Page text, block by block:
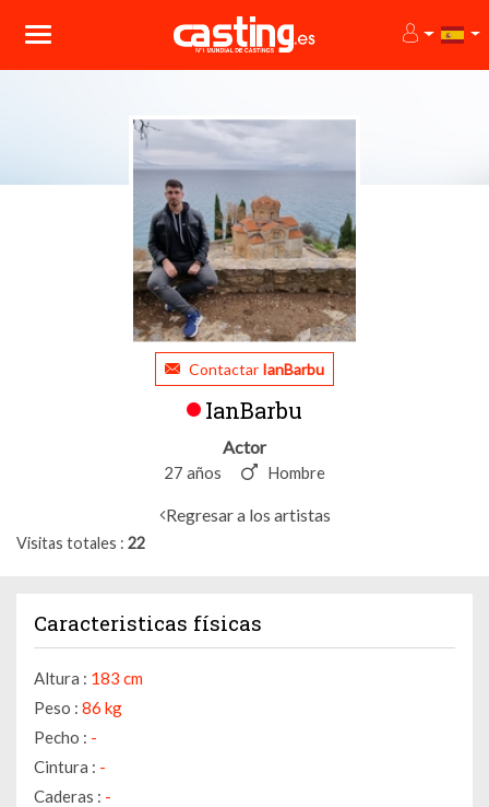
Contactar IanBarbu
IanBarbu
Actor
27 años Hombre
Regresar a los artistas
Visitas totales 22
Caracteristicas físicas
Altura : 183 cm
Peso : 86 kg
Pecho : -
Cintura : -
Caderas : -